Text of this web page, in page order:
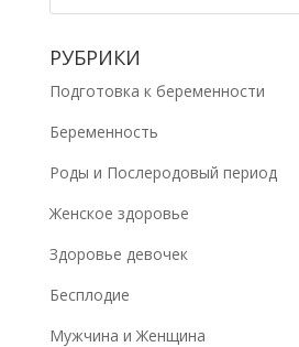
РУБРИКИ
Подготовка к беременности
Беременность
Роды и Послеродовый период
Женское здоровье
Здоровье девочек
Бесплодие
Мужчина и Женщина